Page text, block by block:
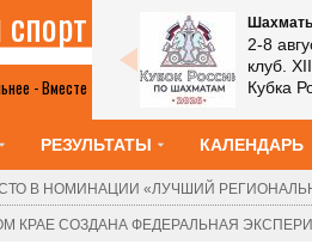
- Вместе
Кубка
2-8
клуб.
Кубка
РЕЗУЛЬТАТЫ КАЛЕНДАРЬ
В НОМИНАЦИИ «ЛУЧШИЙ
КРАЕ СОЗДАНА ФЕДЕРАЛЬНАЯ